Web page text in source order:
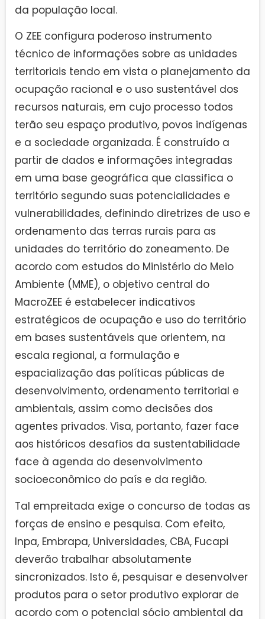
da população local.
O ZEE configura poderoso instrumento
técnico de informações sobre as unidades
territoriais tendo em vista o planejamento da
ocupação racional e o uso sustentável dos
recursos naturais, em cujo processo todos
terão seu espaço produtivo, povos indígenas
e a sociedade organizada. É construído a
partir de dados e informações integradas
em uma base geográfica que classifica o
território segundo suas potencialidades e
vulnerabilidades, definindo diretrizes de uso e
ordenamento das terras rurais para as
unidades do território do zoneamento. De
acordo com estudos do Ministério do Meio
Ambiente (MME), o objetivo central do
MacroZEE é estabelecer indicativos
estratégicos de ocupação e uso do território
em bases sustentáveis que orientem, na
escala regional, a formulação e
espacialização das políticas públicas de
desenvolvimento, ordenamento territorial e
ambientais, assim como decisões dos
agentes privados. Visa, portanto, fazer face
aos históricos desafios da sustentabilidade
face à agenda do desenvolvimento
socioeconômico do país e da região.
Tal empreitada exige o concurso de todas as
forças de ensino e pesquisa. Com efeito,
Inpa, Embrapa, Universidades, CBA, Fucapi
deverão trabalhar absolutamente
sincronizados. Isto é, pesquisar e desenvolver
produtos para o setor produtivo explorar de
acordo com o potencial sócio ambiental da